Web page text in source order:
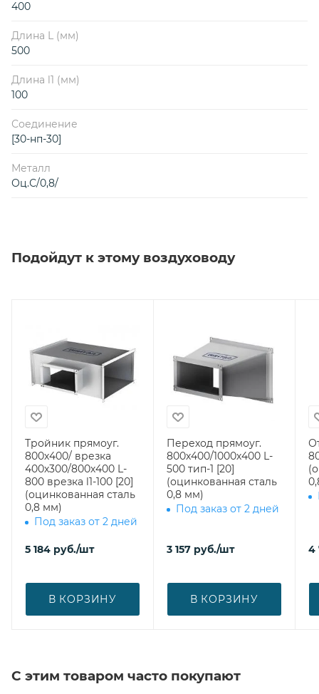
400
Длина L (мм)
500
Длина l1 (мм)
100
Соединение
[30-нп-30]
Металл
Оц.С/0,8/
Подойдут к этому воздуховоду
Тройник прямоуг.
800х400/ врезка
400х300/800х400 L-
800 врезка l1-100 [20]
(оцинкованная сталь
0,8 мм)
Под заказ от 2 дней
5 184 руб./шт
В КОРЗИНУ
Переход прямоуг.
800х400/1000х400 L-
500 тип-1 [20]
(оцинкованная сталь
0,8 мм)
Под заказ от 2 дней
3 157 руб./шт
В КОРЗИНУ
4
С этим товаром часто покупают